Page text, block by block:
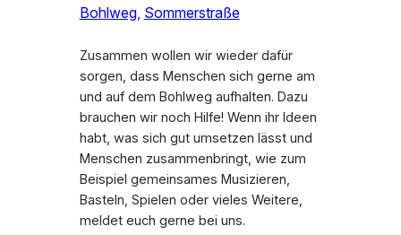
Bohlweg, Sommerstraße
Zusammen wollen wir wieder dafür
sorgen, dass Menschen sich gerne am
und auf dem Bohlweg aufhalten. Dazu
brauchen wir noch Hilfe! Wenn ihr Ideen
habt, was sich gut umsetzen lässt und
Menschen zusammenbringt, wie zum
Beispiel gemeinsames Musizieren,
Basteln, Spielen oder vieles Weitere,
meldet euch gerne bei uns.